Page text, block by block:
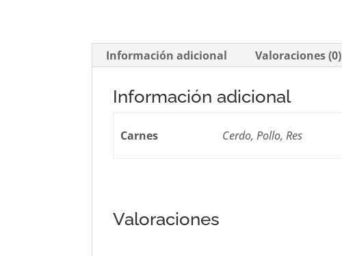
Información adicional Valoraciones (0)
Información adicional
Carnes Cerdo, Pollo, Res
Valoraciones